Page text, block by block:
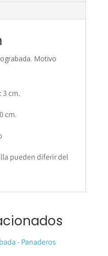
Motivo
3 cm.
cm.
pueden diferir del